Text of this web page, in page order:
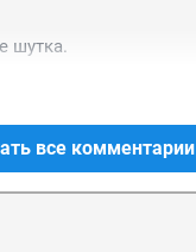
шутка.
все комментарии